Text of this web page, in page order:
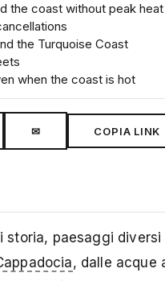
the coast without peak heat
the Turquoise Coast
when the coast is hot
✉ COPIA LINK
paesaggi
, dalle acque